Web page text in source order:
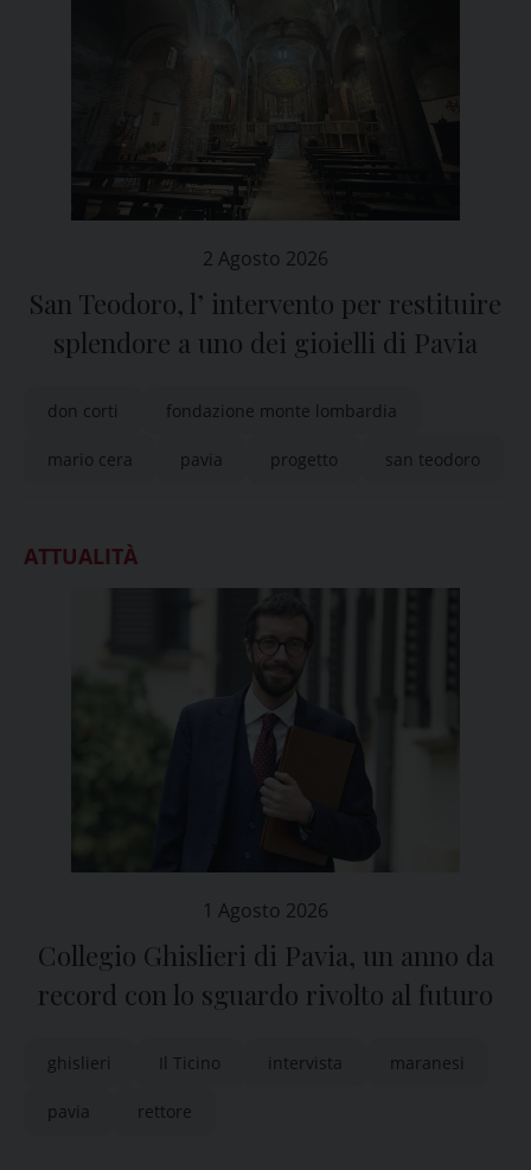
2 Agosto 2026
San Teodoro, l’ intervento per restituire
splendore a uno dei gioielli di Pavia
don corti fondazione monte lombardia
mario cera pavia progetto san teodoro
ATTUALITÀ
1 Agosto 2026
Collegio Ghislieri di Pavia, un anno da
record con lo sguardo rivolto al futuro
ghislieri Il Ticino intervista maranesi
pavia rettore